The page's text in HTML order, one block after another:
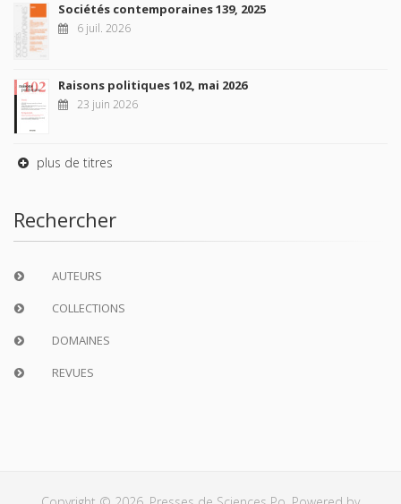
Sociétés contemporaines 139, 2025
6 juil. 2026
Raisons politiques 102, mai 2026
23 juin 2026
plus de titres
Rechercher
AUTEURS
COLLECTIONS
DOMAINES
REVUES